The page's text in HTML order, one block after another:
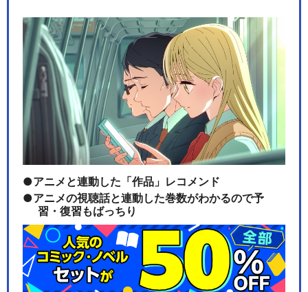
ルパン三世TVSP #12 １＄マ
ネーウォーズ
ルパン三世TVSP #13 アルカ
トラズ コネ…
ルパン三世TVSP #14 EPISO
ルパン三世TVSP #15 お宝返
アニメと連動した「作品」レコメンド
アニメの視聴話と連動した巻数がわかるので予
習・復習もばっちり